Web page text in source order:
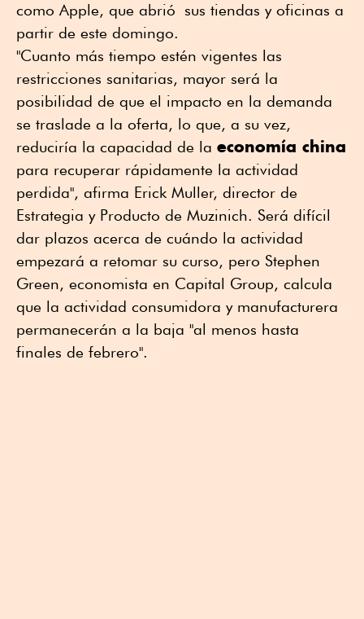
como Apple, que abrió sus tiendas y oficinas a
partir de este domingo.
"Cuanto más tiempo estén vigentes las
restricciones sanitarias, mayor será la
posibilidad de que el impacto en la demanda
se traslade a la oferta, lo que, a su vez,
reduciría la capacidad de la economía china
para recuperar rápidamente la actividad
perdida", afirma Erick Muller, director de
Estrategia y Producto de Muzinich. Será difícil
dar plazos acerca de cuándo la actividad
empezará a retomar su curso, pero Stephen
Green, economista en Capital Group, calcula
que la actividad consumidora y manufacturera
permanecerán a la baja "al menos hasta
finales de febrero".